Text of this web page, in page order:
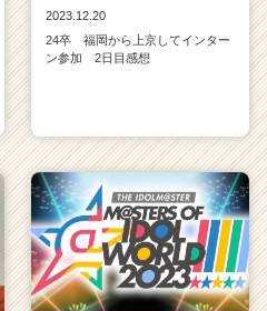
2023.12.20
24卒 福岡から上京してインター
ン参加 2日目感想